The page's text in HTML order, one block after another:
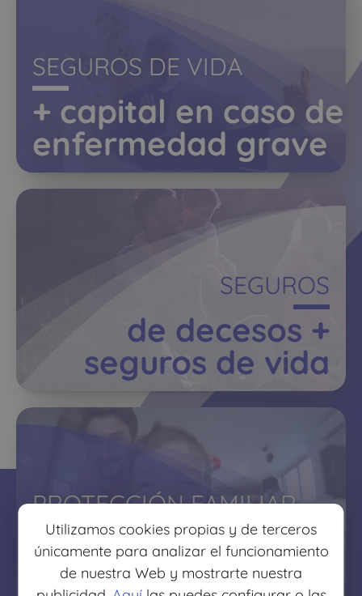
Utilizamos cookies propias y de terceros
únicamente para analizar el funcionamiento
de nuestra Web y mostrarte nuestra
SEGUROS DE VIDA
+ capital en caso de
enfermedad grave
SEGUROS
de decesos +
seguros de vida
PROTECCIÓN FAMILIAR
protege lo que más
quieres